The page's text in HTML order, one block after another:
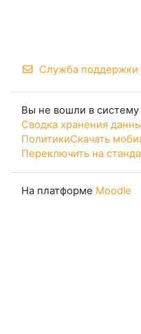
Служба поддержки
Вы не вошли в систему
Сводка хранения
ПолитикиСкачать
Переключить на
На платформе Moodle